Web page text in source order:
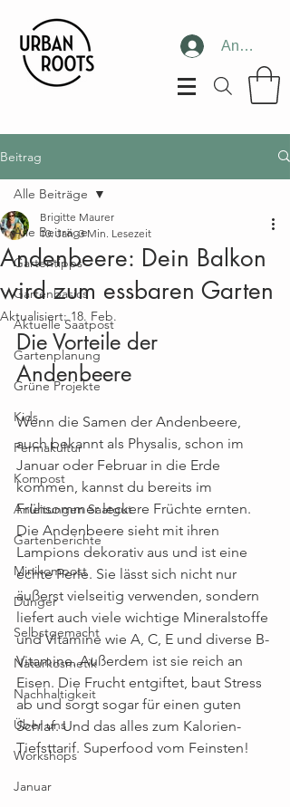
Anmelden
Beitrag
Alle Beiträge
Gartentipps
Gartenbasics
Aktuelle Saatpost
Gartenplanung
Grüne Projekte
Kids
Permakultur
Kompost
Anleitungen Saatgut
Gartenberichte
Minikompost
Dünger
Selbstgemacht
Naturkosmetik
Nachhaltigkeit
Über uns
Workshops
Januar
Alle Beiträge
Andenbeere: Dein Balkon
wird zum essbaren Garten
Brigitte Maurer
10. Jan. 3 Min. Lesezeit
Aktualisiert:18. Feb.
Die Vorteile der
Andenbeere
Wenn die Samen der Andenbeere,
auch bekannt als Physalis, schon im
Januar oder Februar in die Erde
kommen, kannst du bereits im
Frühsommer leckere Früchte ernten.
Die Andenbeere sieht mit ihren
Lampions dekorativ aus und ist eine
echte Perle. Sie lässt sich nicht nur
äußerst vielseitig verwenden, sondern
liefert auch viele wichtige Mineralstoffe
und Vitamine wie A, C, E und diverse B-
Vitamine. Außerdem ist sie reich an
Eisen. Die Frucht entgiftet, baut Stress
ab und sorgt sogar für einen guten
Schlaf. Und das alles zum Kalorien-
Tiefsttarif. Superfood vom Feinsten!